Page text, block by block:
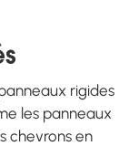
rigides
les panneaux
chevrons en